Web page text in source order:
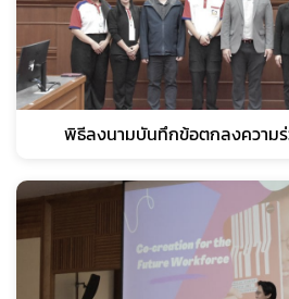
พิธีลงนามบันทึกข้อตกลงความ